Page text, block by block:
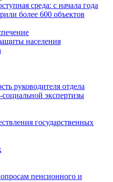
среда: с начала года
более 600 объектов
населения
руководителя отдела
экспертизы
государственных
пенсионного и